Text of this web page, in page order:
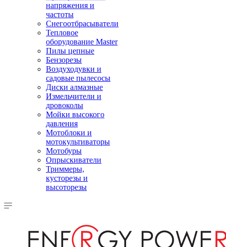
напряжения и
частоты
Снегоотбрасыватели
Тепловое
оборудование Master
Пилы цепные
Бензорезы
Воздуходувки и
садовые пылесосы
Диски алмазные
Измельчители и
дровоколы
Мойки высокого
давления
Мотоблоки и
мотокультиваторы
Мотобуры
Опрыскиватели
Триммеры,
кусторезы и
высоторезы